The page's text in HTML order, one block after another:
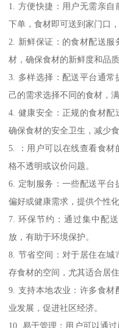
1. 方便快捷：用户无需亲
下单，食材即可送到家门口
2. 新鲜保证：的食材配送
材，确保食材的新鲜度和品质
3. 多样选择：配送平台通常
己的需求选择不同的食材，
4. 健康安全：正规的食材配
确保食材的安全卫生，减少
5. ：用户可以在线查看食
格不透明或议价问题。
6. 定制服务：一些配送平
偏好或健康需求，提供个性
7. 环保节约：通过集中配
放，有助于环境保护。
8. 节省空间：对于居住在
存食材的空间，尤其适合居
9. 支持本地农业：许多食
业发展，促进社区经济。
10. 易于管理：用户可以通